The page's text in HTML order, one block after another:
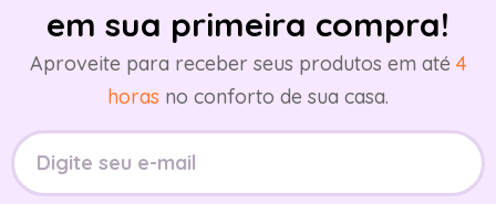
em sua primeira compra!
Aproveite para receber seus produtos em até 4
horas no conforto de sua casa.